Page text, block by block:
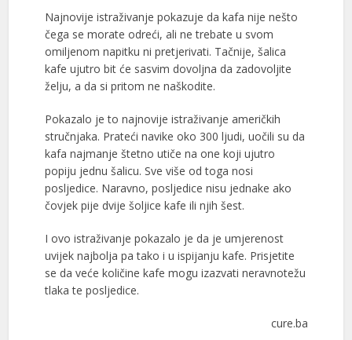
Najnovije istraživanje pokazuje da kafa nije nešto
čega se morate odreći, ali ne trebate u svom
omiljenom napitku ni pretjerivati. Tačnije, šalica
kafe ujutro bit će sasvim dovoljna da zadovoljite
želju, a da si pritom ne naškodite.
Pokazalo je to najnovije istraživanje američkih
stručnjaka. Prateći navike oko 300 ljudi, uočili su da
kafa najmanje štetno utiče na one koji ujutro
popiju jednu šalicu. Sve više od toga nosi
posljedice. Naravno, posljedice nisu jednake ako
čovjek pije dvije šoljice kafe ili njih šest.
I ovo istraživanje pokazalo je da je umjerenost
uvijek najbolja pa tako i u ispijanju kafe. Prisjetite
se da veće količine kafe mogu izazvati neravnotežu
tlaka te posljedice.
cure.ba